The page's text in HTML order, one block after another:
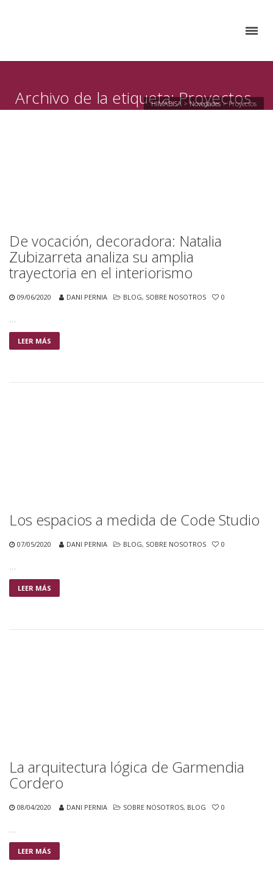
Archivo de la etiqueta: Proyectos
HIMABISA >Novedades>Proyectos
De vocación, decoradora: Natalia
Zubizarreta analiza su amplia
trayectoria en el interiorismo
09/06/2020 DANI PERNIA BLOG, SOBRE NOSOTROS 0
…
LEER MÁS
Los espacios a medida de Code Studio
07/05/2020 DANI PERNIA BLOG, SOBRE NOSOTROS 0
…
LEER MÁS
La arquitectura lógica de Garmendia
Cordero
08/04/2020 DANI PERNIA SOBRE NOSOTROS, BLOG 0
…
LEER MÁS